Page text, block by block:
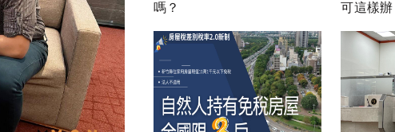
嗎？
可這樣辦